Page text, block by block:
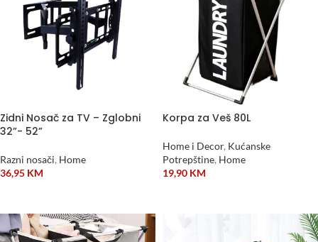
Zidni Nosač za TV – Zglobni
32”- 52”
Razni nosači, Home
36,95 KM
Korpa za Veš 80L
Home i Decor, Kućanske
Potrepštine, Home
19,90 KM